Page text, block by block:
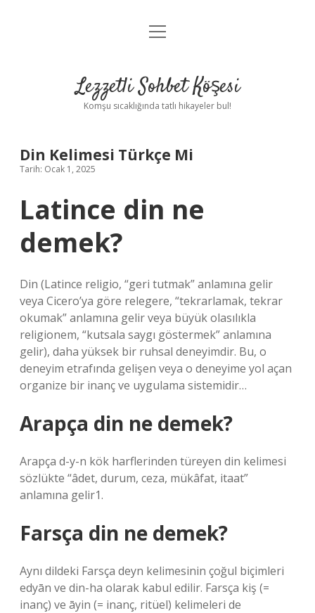
Anasayfa
Yasal Uyarı
menüyü
Lezzetli Sohbet Köşesi
Komşu sıcaklığında tatlı hikayeler bul!
Din Kelimesi Türkçe Mi
Tarih: Ocak 1, 2025
Latince din ne
demek?
Din (Latince religio, “geri tutmak” anlamına gelir
veya Cicero’ya göre relegere, “tekrarlamak, tekrar
okumak” anlamına gelir veya büyük olasılıkla
religionem, “kutsala saygı göstermek” anlamına
gelir), daha yüksek bir ruhsal deneyimdir. Bu, o
deneyim etrafında gelişen veya o deneyime yol açan
organize bir inanç ve uygulama sistemidir…
Arapça din ne demek?
Arapça d-y-n kök harflerinden türeyen din kelimesi
sözlükte “âdet, durum, ceza, mükâfat, itaat”
anlamına gelir1.
Farsça din ne demek?
Aynı dildeki Farsça deyn kelimesinin çoğul biçimleri
edyān ve din-ha olarak kabul edilir. Farsça kiş (=
inanç) ve āyin (= inanç, ritüel) kelimeleri de